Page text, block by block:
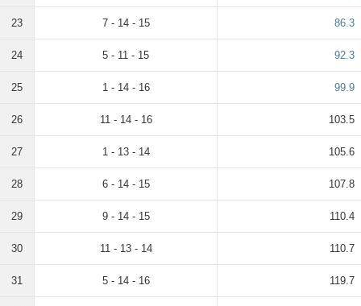
23 7 - 14 - 15 86.3
24 5 - 11 - 15 92.3
25 1 - 14 - 16 99.9
26 11 - 14 - 16 103.5
27 1 - 13 - 14 105.6
28 6 - 14 - 15 107.8
29 9 - 14 - 15 110.4
30 11 - 13 - 14 110.7
31 5 - 14 - 16 119.7